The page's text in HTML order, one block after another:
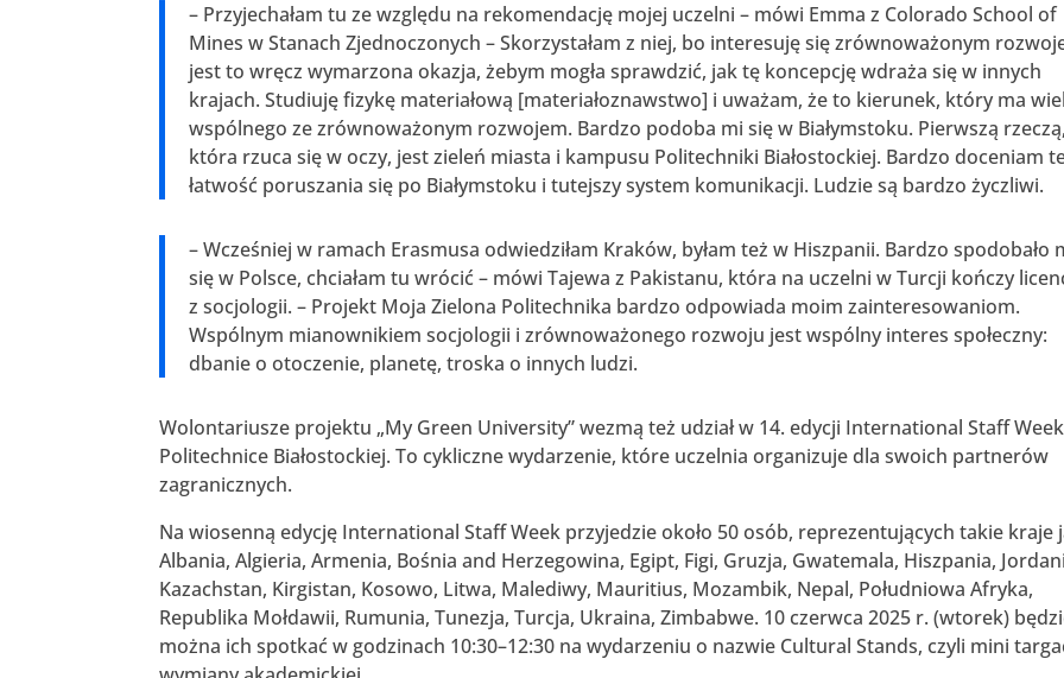
– Przyjechałam tu ze względu na rekomendację mojej uczelni – mówi Emma z Colorado School of
Mines w Stanach Zjednoczonych – Skorzystałam z niej, bo interesuję się zrównoważonym
jest to wręcz wymarzona okazja, żebym mogła sprawdzić, jak tę koncepcję wdraża się w innych
krajach. Studiuję fizykę materiałową [materiałoznawstwo] i uważam, że to kierunek, który ma
wspólnego ze zrównoważonym rozwojem. Bardzo podoba mi się w Białymstoku. Pierwszą rzeczą,
która rzuca się w oczy, jest zieleń miasta i kampusu Politechniki Białostockiej. Bardzo doceniam
łatwość poruszania się po Białymstoku i tutejszy system komunikacji. Ludzie są bardzo życzliwi.
– Wcześniej w ramach Erasmusa odwiedziłam Kraków, byłam też w Hiszpanii. Bardzo spodobało
się w Polsce, chciałam tu wrócić – mówi Tajewa z Pakistanu, która na uczelni w Turcji kończy
z socjologii. – Projekt Moja Zielona Politechnika bardzo odpowiada moim zainteresowaniom.
Wspólnym mianownikiem socjologii i zrównoważonego rozwoju jest wspólny interes społeczny:
dbanie o otoczenie, planetę, troska o innych ludzi.
Wolontariusze projektu „My Green University” wezmą też udział w 14. edycji International Staff
Politechnice Białostockiej. To cykliczne wydarzenie, które uczelnia organizuje dla swoich partnerów
zagranicznych.
Na wiosenną edycję International Staff Week przyjedzie około 50 osób, reprezentujących takie kraje
Albania, Algieria, Armenia, Bośnia and Herzegowina, Egipt, Figi, Gruzja, Gwatemala, Hiszpania,
Kazachstan, Kirgistan, Kosowo, Litwa, Malediwy, Mauritius, Mozambik, Nepal, Południowa Afryka,
Republika Mołdawii, Rumunia, Tunezja, Turcja, Ukraina, Zimbabwe. 10 czerwca 2025 r. (wtorek)
można ich spotkać w godzinach 10:30–12:30 na wydarzeniu o nazwie Cultural Stands, czyli mini